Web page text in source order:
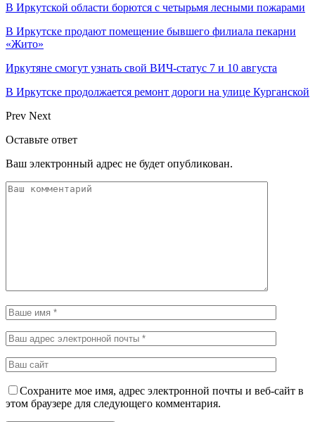
В Иркутской области борются с четырьмя лесными пожарами
В Иркутске продают помещение бывшего филиала пекарни
«Жито»
Иркутяне смогут узнать свой ВИЧ-статус 7 и 10 августа
В Иркутске продолжается ремонт дороги на улице Курганской
Prev Next
Оставьте ответ
Ваш электронный адрес не будет опубликован.
Сохраните мое имя, адрес электронной почты и веб-сайт в
этом браузере для следующего комментария.